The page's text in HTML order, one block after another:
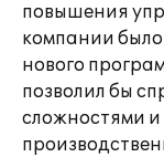
повышения
компании
нового
позволил бы
сложностями и